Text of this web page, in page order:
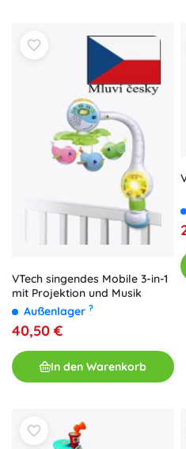
VTech singendes Mobile 3-in-1
mit Projektion und Musik
Außenlager ?
40,50 €
In den Warenkorb